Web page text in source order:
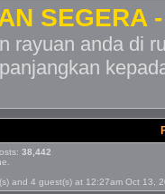
SEGERA
rayuan anda di
38,442
and 4 guest(s) at 12:27am Oct 13,